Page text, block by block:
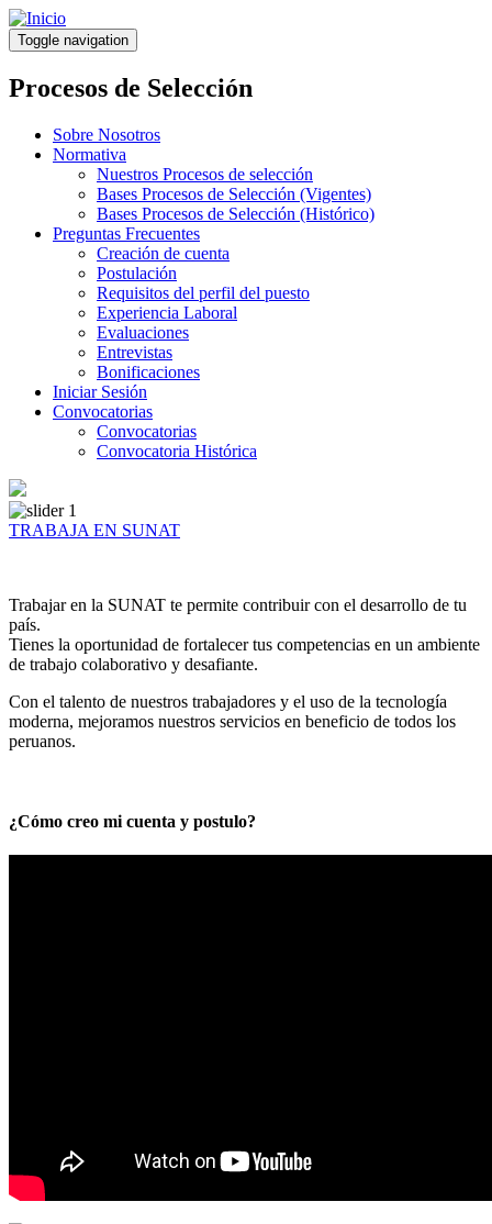
Pasar
al
contenido
principal
Toggle navigation
Procesos de Selección
Sobre Nosotros
Normativa
Nuestros Procesos de selección
Bases Procesos de Selección (Vigentes)
Bases Procesos de Selección (Histórico)
Preguntas Frecuentes
Creación de cuenta
Postulación
Requisitos del perfil del puesto
Experiencia Laboral
Evaluaciones
Entrevistas
Bonificaciones
Iniciar Sesión
Convocatorias
Convocatorias
Convocatoria Histórica
TRABAJA EN SUNAT
Trabajar en la SUNAT te permite contribuir con el desarrollo de tu
país.
Tienes la oportunidad de fortalecer tus competencias en un ambiente
de trabajo colaborativo y desafiante.
Con el talento de nuestros trabajadores y el uso de la tecnología
moderna, mejoramos nuestros servicios en beneficio de todos los
peruanos.
¿Cómo creo mi cuenta y postulo?